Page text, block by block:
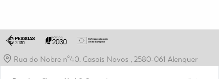
Rua do Nobre nº40, Casais Novos , 2580-061 Alenquer